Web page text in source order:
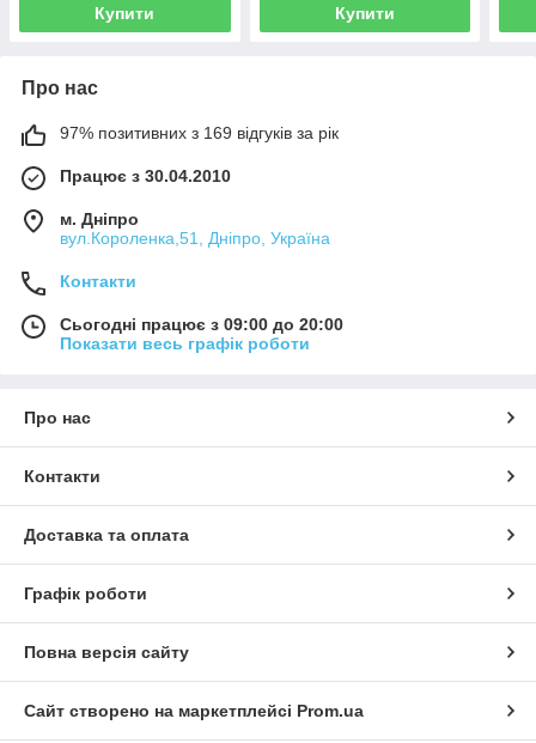
Купити Купити
Про нас
97% позитивних з 169 відгуків за рік
Працює з 30.04.2010
м. Дніпро
вул.Короленка,51, Дніпро, Україна
Контакти
Сьогодні працює з 09:00 до 20:00
Показати весь графік роботи
Про нас
Контакти
Доставка та оплата
Графік роботи
Повна версія сайту
Сайт створено на маркетплейсі Prom.ua